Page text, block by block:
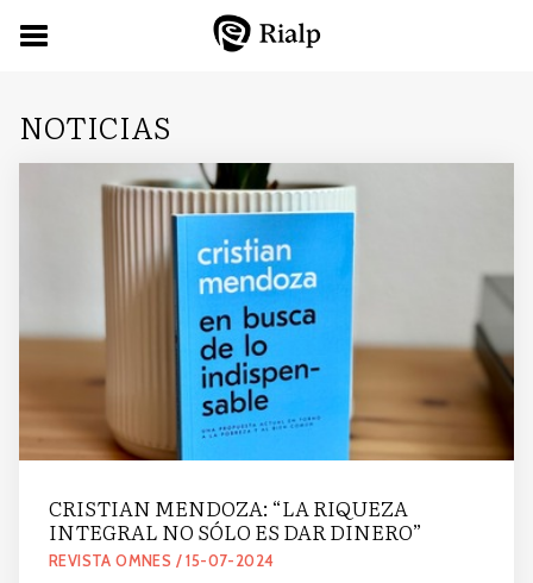
NOTICIAS
CRISTIAN MENDOZA: “LA RIQUEZA
INTEGRAL NO SÓLO ES DAR DINERO”
REVISTA OMNES / 15-07-2024